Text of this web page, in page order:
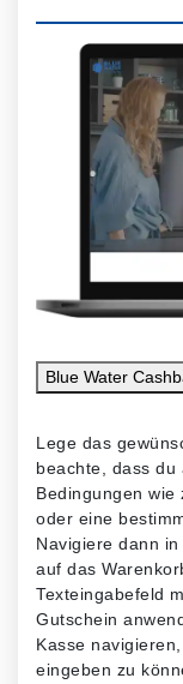
Blue Water
Lege das
beachte, dass du
Bedingungen wie
oder eine
Navigiere dann
auf das
Texteingabefeld
Gutschein
Kasse
eingeben zu